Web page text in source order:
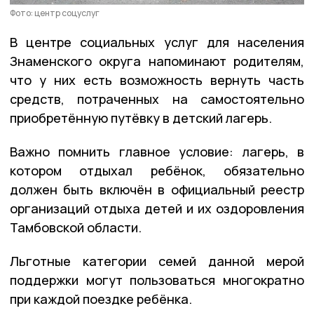
Фото: центр соцуслуг
В центре социальных услуг для населения
Знаменского округа напоминают родителям,
что у них есть возможность вернуть часть
средств, потраченных на самостоятельно
приобретённую путёвку в детский лагерь.
Важно помнить главное условие: лагерь, в
котором отдыхал ребёнок, обязательно
должен быть включён в официальный реестр
организаций отдыха детей и их оздоровления
Тамбовской области.
Льготные категории семей данной мерой
поддержки могут пользоваться многократно
при каждой поездке ребёнка.